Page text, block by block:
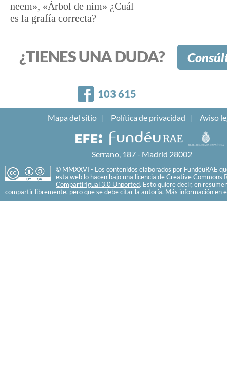
neem», «Árbol de nim» ¿Cuál
es la grafía correcta?
¿TIENES UNA DUDA?
Facebook
103 615
Mapa del sitio Política de privacidad Aviso
Serrano, 187 - Madrid 28002
© MMXXVI - Los contenidos elaborados por FundéuRAE
esta web lo hacen bajo una licencia de Creative Commons
CompartirIgual 3.0 Unported. Esto quiere decir, en
compartir libremente, pero que se debe citar la autoría. Más información en